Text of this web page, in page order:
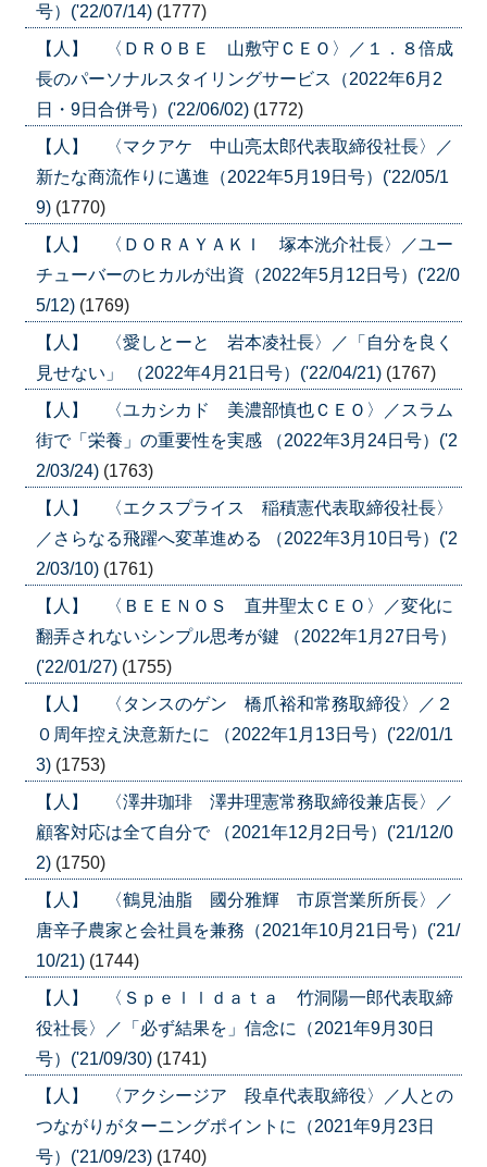
号）('22/07/14) (1777)
【人】 〈ＤＲＯＢＥ 山敷守ＣＥＯ〉／１．８倍成
長のパーソナルスタイリングサービス（2022年6月2
日・9日合併号）('22/06/02) (1772)
【人】 〈マクアケ 中山亮太郎代表取締役社長〉／
新たな商流作りに邁進（2022年5月19日号）('22/05/1
9) (1770)
【人】 〈ＤＯＲＡＹＡＫＩ 塚本洸介社長〉／ユー
チューバーのヒカルが出資（2022年5月12日号）('22/0
5/12) (1769)
【人】 〈愛しとーと 岩本凌社長〉／「自分を良く
見せない」 （2022年4月21日号）('22/04/21) (1767)
【人】 〈ユカシカド 美濃部慎也ＣＥＯ〉／スラム
街で「栄養」の重要性を実感 （2022年3月24日号）('2
2/03/24) (1763)
【人】 〈エクスプライス 稲積憲代表取締役社長〉
／さらなる飛躍へ変革進める （2022年3月10日号）('2
2/03/10) (1761)
【人】 〈ＢＥＥＮＯＳ 直井聖太ＣＥＯ〉／変化に
翻弄されないシンプル思考が鍵 （2022年1月27日号）
('22/01/27) (1755)
【人】 〈タンスのゲン 橋爪裕和常務取締役〉／２
０周年控え決意新たに （2022年1月13日号）('22/01/1
3) (1753)
【人】 〈澤井珈琲 澤井理憲常務取締役兼店長〉／
顧客対応は全て自分で （2021年12月2日号）('21/12/0
2) (1750)
【人】 〈鶴見油脂 國分雅輝 市原営業所所長〉／
唐辛子農家と会社員を兼務（2021年10月21日号）('21/
10/21) (1744)
【人】 〈Ｓｐｅｌｌｄａｔａ 竹洞陽一郎代表取締
役社長〉／「必ず結果を」信念に（2021年9月30日
号）('21/09/30) (1741)
【人】 〈アクシージア 段卓代表取締役〉／人との
つながりがターニングポイントに（2021年9月23日
号）('21/09/23) (1740)